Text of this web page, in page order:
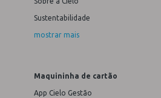
Sustentabilidade
mostrar mais
Maquininha de cartão
App Cielo Gestão